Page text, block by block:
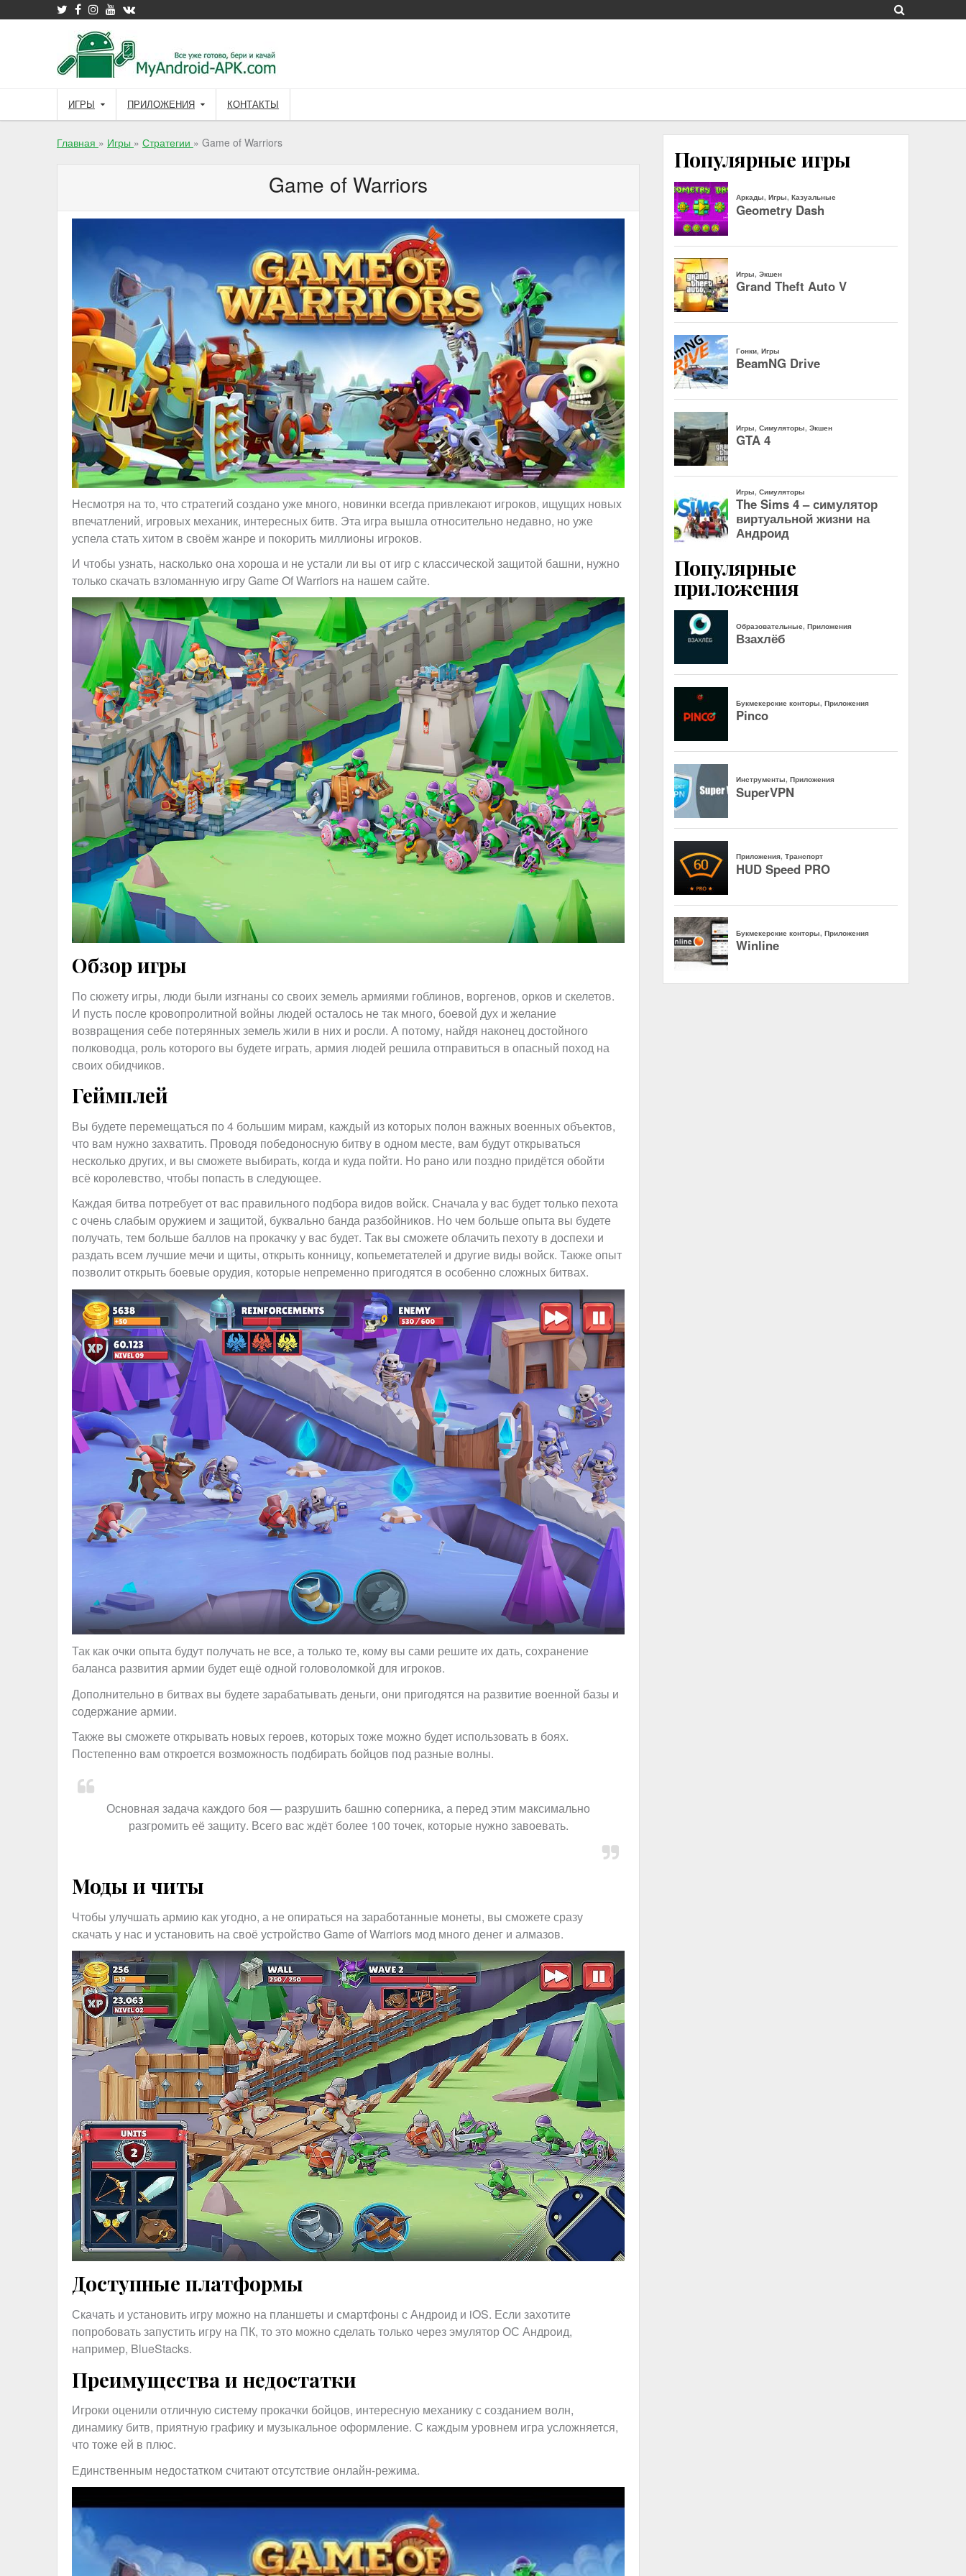
to
ИГРЫ ПРИЛОЖЕНИЯ КОНТАКТЫ
Главная » Игры » Стратегии » Game of Warriors
Game of Warriors
Несмотря на то, что стратегий создано уже много, новинки всегда привлекают игроков, ищущих новых
впечатлений, игровых механик, интересных битв. Эта игра вышла относительно недавно, но уже
успела стать хитом в своём жанре и покорить миллионы игроков.
И чтобы узнать, насколько она хороша и не устали ли вы от игр с классической защитой башни, нужно
только скачать взломанную игру Game Of Warriors на нашем сайте.
Обзор игры
По сюжету игры, люди были изгнаны со своих земель армиями гоблинов, воргенов, орков и скелетов.
И пусть после кровопролитной войны людей осталось не так много, боевой дух и желание
возвращения себе потерянных земель жили в них и росли. А потому, найдя наконец достойного
полководца, роль которого вы будете играть, армия людей решила отправиться в опасный поход на
своих обидчиков.
Геймплей
Вы будете перемещаться по 4 большим мирам, каждый из которых полон важных военных объектов,
что вам нужно захватить. Проводя победоносную битву в одном месте, вам будут открываться
несколько других, и вы сможете выбирать, когда и куда пойти. Но рано или поздно придётся обойти
всё королевство, чтобы попасть в следующее.
Каждая битва потребует от вас правильного подбора видов войск. Сначала у вас будет только пехота
с очень слабым оружием и защитой, буквально банда разбойников. Но чем больше опыта вы будете
получать, тем больше баллов на прокачку у вас будет. Так вы сможете облачить пехоту в доспехи и
раздать всем лучшие мечи и щиты, открыть конницу, копьеметателей и другие виды войск. Также опыт
позволит открыть боевые орудия, которые непременно пригодятся в особенно сложных битвах.
Так как очки опыта будут получать не все, а только те, кому вы сами решите их дать, сохранение
баланса развития армии будет ещё одной головоломкой для игроков.
Дополнительно в битвах вы будете зарабатывать деньги, они пригодятся на развитие военной базы и
содержание армии.
Также вы сможете открывать новых героев, которых тоже можно будет использовать в боях.
Постепенно вам откроется возможность подбирать бойцов под разные волны.
Основная задача каждого боя — разрушить башню соперника, а перед этим максимально
разгромить её защиту. Всего вас ждёт более 100 точек, которые нужно завоевать.
Моды и читы
Чтобы улучшать армию как угодно, а не опираться на заработанные монеты, вы сможете сразу
скачать у нас и установить на своё устройство Game of Warriors мод много денег и алмазов.
Доступные платформы
Скачать и установить игру можно на планшеты и смартфоны с Андроид и iOS. Если захотите
попробовать запустить игру на ПК, то это можно сделать только через эмулятор ОС Андроид,
например, BlueStacks.
Преимущества и недостатки
Игроки оценили отличную систему прокачки бойцов, интересную механику с созданием волн,
динамику битв, приятную графику и музыкальное оформление. С каждым уровнем игра усложняется,
что тоже ей в плюс.
Единственным недостатком считают отсутствие онлайн-режима.
Популярные игры
Популярные
приложения